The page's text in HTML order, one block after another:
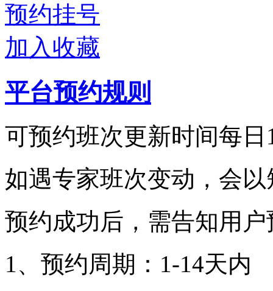
预约挂号
加入收藏
平台预约规则
可预约班次更新时间每日
如遇专家班次变动，会
预约成功后，需告知用
1、预约周期：1-14天内